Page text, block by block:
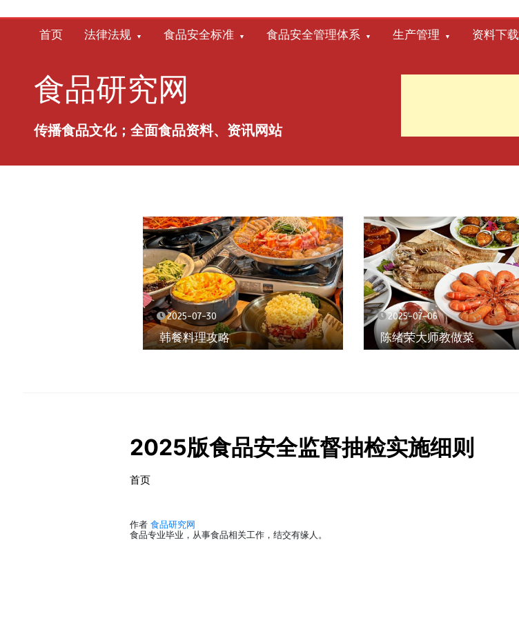
首页 法律法规 食品安全标准 食品安全管理体系 生产管理 资料下载
食品研究网
传播食品文化；全面食品资料、资讯网站
2025-07-30
韩餐料理攻略
2025-07-06
陈绪荣大师教做菜
2025版食品安全监督抽检实施细则
首页
作者食品研究网
食品专业毕业，从事食品相关工作，结交有缘人。